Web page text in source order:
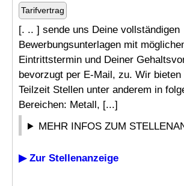
Tarifvertrag
[. .. ] sende uns Deine vollständigen
Bewerbungsunterlagen mit
Eintrittstermin und Deiner
bevorzugt per E-Mail, zu. Wir bieten
Teilzeit Stellen unter anderem in
Bereichen: Metall, [...]
MEHR INFOS ZUM
▶ Zur Stellenanzeige